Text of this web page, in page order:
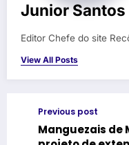
Junior Santos
Editor Chefe do site
View All Posts
Previous post
Manguezais de